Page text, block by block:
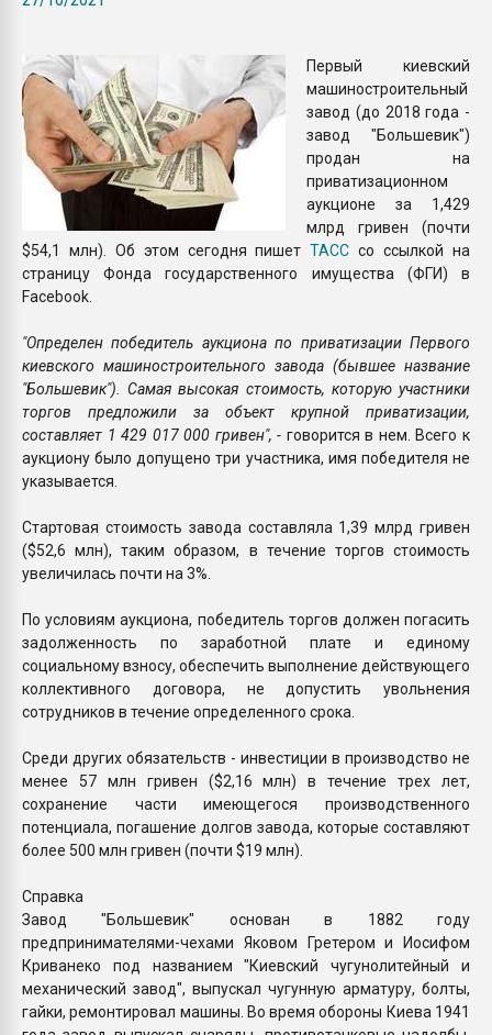
ПЕРЕЙТИ НА
Первый киевский
машиностроительный
завод (до 2018 года -
завод "Большевик")
продан на
приватизационном
аукционе за 1,429
млрд гривен (почти
$54,1 млн). Об этом сегодня пишетТАСС со ссылкой на
страницу Фонда государственного имущества (ФГИ) в
Facebook.
"Определен победитель аукциона по приватизации Первого
киевского машиностроительного завода (бывшее название
"Большевик"). Самая высокая стоимость, которую участники
торгов предложили за объект крупной приватизации,
составляет 1 429 017 000 гривен", - говорится в нем. Всего к
аукциону было допущено три участника, имя победителя не
указывается.
Стартовая стоимость завода составляла 1,39 млрд гривен
($52,6 млн), таким образом, в течение торгов стоимость
увеличилась почти на 3%.
По условиям аукциона, победитель торгов должен погасить
задолженность по заработной плате и единому
социальному взносу, обеспечить выполнение действующего
коллективного договора, не допустить увольнения
сотрудников в течение определенного срока.
Среди других обязательств - инвестиции в производство не
менее 57 млн гривен ($2,16 млн) в течение трех лет,
сохранение части имеющегося производственного
потенциала, погашение долгов завода, которые составляют
более 500 млн гривен (почти $19 млн).
Справка
Завод "Большевик" основан в 1882 году
предпринимателями-чехами Яковом Гретером и Иосифом
Криванеко под названием "Киевский чугунолитейный и
механический завод", выпускал чугунную арматуру, болты,
гайки, ремонтировал машины. Во время обороны Киева 1941